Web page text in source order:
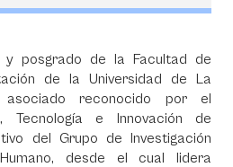
posgrado de la Facultad de
de la Universidad de La
asociado reconocido por el
Tecnología e Innovación de
del Grupo de Investigación
desde el cual lidera